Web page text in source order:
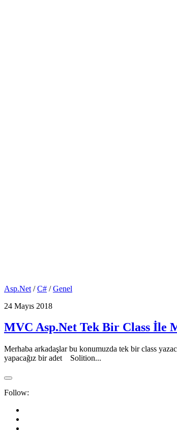
Asp.Net /C# /Genel
24 Mayıs 2018
MVC Asp.Net Tek Bir Class İle
Merhaba arkadaşlar bu konumuzda tek bir class
yapacağız bir adet Solition...
Follow: